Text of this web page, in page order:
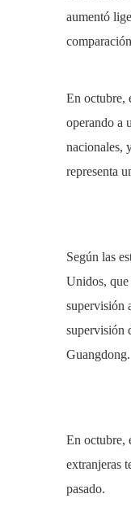
aumentó
En octubre,
operando a
nacionales,
representa
Según las
Unidos, que
supervisión
supervisión
Guangdong.
En octubre,
extranjeras
pasado.